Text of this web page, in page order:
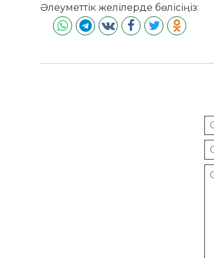
Әлеуметтік желілерде бөлісіңіз: